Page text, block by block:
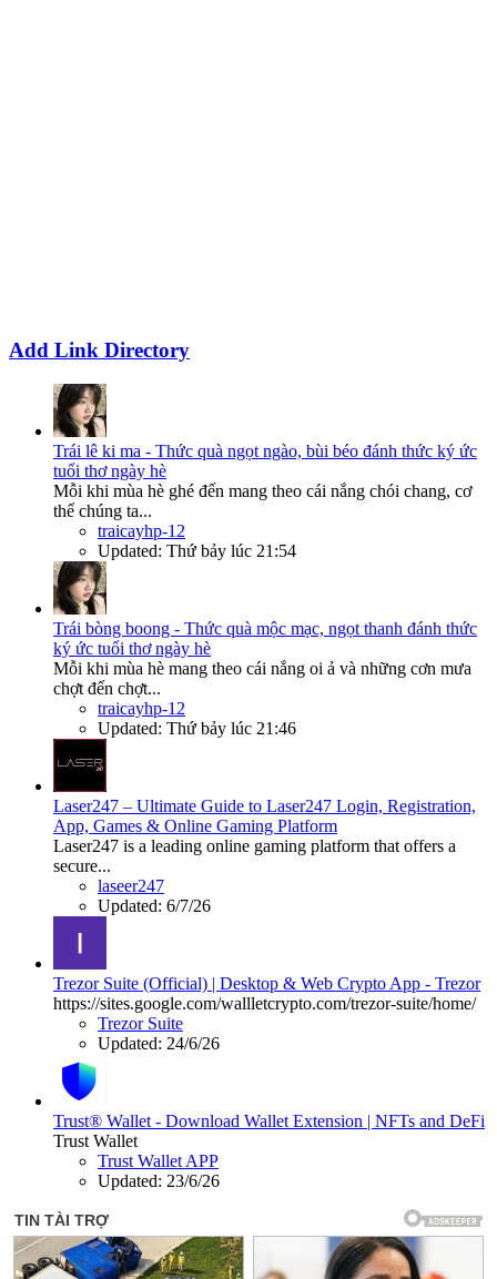
Add Link Directory
Trái lê ki ma - Thức quà ngọt ngào, bùi béo đánh thức ký ức
tuổi thơ ngày hè
Mỗi khi mùa hè ghé đến mang theo cái nắng chói chang, cơ
thể chúng ta...
traicayhp-12
Updated: Thứ bảy lúc 21:54
Trái bòng boong - Thức quà mộc mạc, ngọt thanh đánh thức
ký ức tuổi thơ ngày hè
Mỗi khi mùa hè mang theo cái nắng oi ả và những cơn mưa
chợt đến chợt...
traicayhp-12
Updated: Thứ bảy lúc 21:46
Laser247 – Ultimate Guide to Laser247 Login, Registration,
App, Games & Online Gaming Platform
Laser247 is a leading online gaming platform that offers a
secure...
laseer247
Updated: 6/7/26
Trezor Suite (Official) | Desktop & Web Crypto App - Trezor
https://sites.google.com/wallletcrypto.com/trezor-suite/home/
Trezor Suite
Updated: 24/6/26
Trust® Wallet - Download Wallet Extension | NFTs and DeFi
Trust Wallet
Trust Wallet APP
Updated: 23/6/26